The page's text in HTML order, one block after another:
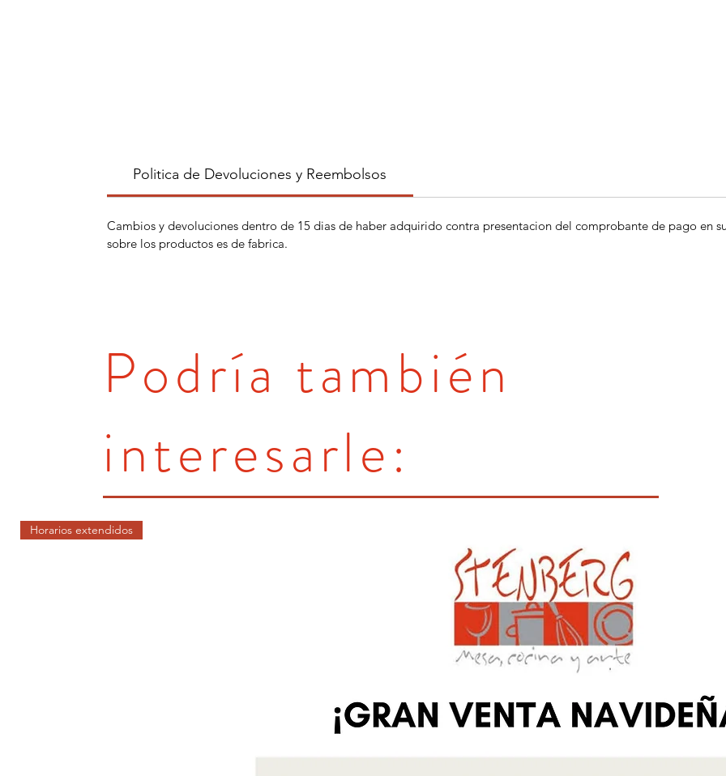
Politica de Devoluciones y Reembolsos
Cambios y devoluciones dentro de 15 dias de haber adquirido contra presentacion del comprobante de pago en
sobre los productos es de fabrica.
Horarios extendidos
Podría también
interesarle: